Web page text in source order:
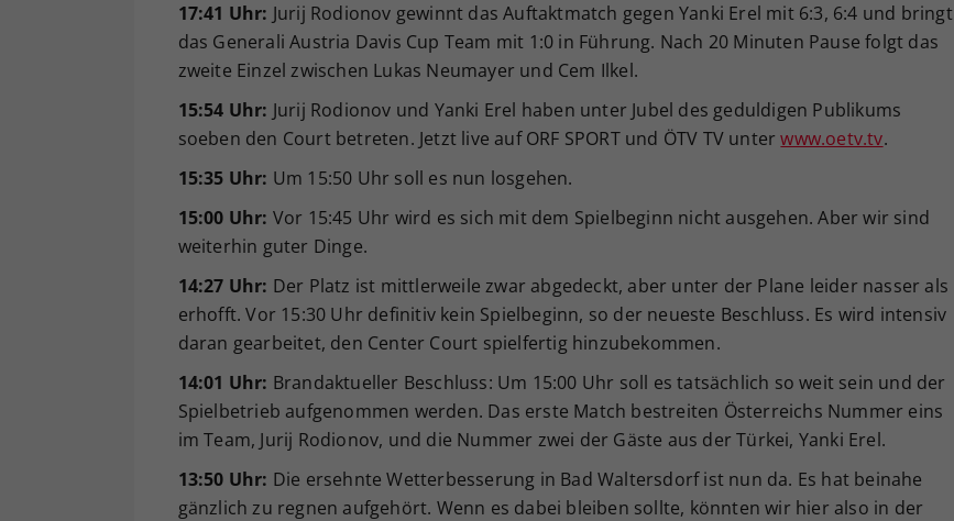
17:41 Uhr: Jurij Rodionov gewinnt das Auftaktmatch gegen Yanki Erel mit 6:3, 6:4 und bringt
das Generali Austria Davis Cup Team mit 1:0 in Führung. Nach 20 Minuten Pause folgt das
zweite Einzel zwischen Lukas Neumayer und Cem Ilkel.
15:54 Uhr: Jurij Rodionov und Yanki Erel haben unter Jubel des geduldigen Publikums
soeben den Court betreten. Jetzt live auf ORF SPORT und ÖTV TV unterwww.oetv.tv.
15:35 Uhr: Um 15:50 Uhr soll es nun losgehen.
15:00 Uhr: Vor 15:45 Uhr wird es sich mit dem Spielbeginn nicht ausgehen. Aber wir sind
weiterhin guter Dinge.
14:27 Uhr: Der Platz ist mittlerweile zwar abgedeckt, aber unter der Plane leider nasser als
erhofft. Vor 15:30 Uhr definitiv kein Spielbeginn, so der neueste Beschluss. Es wird intensiv
daran gearbeitet, den Center Court spielfertig hinzubekommen.
14:01 Uhr: Brandaktueller Beschluss: Um 15:00 Uhr soll es tatsächlich so weit sein und der
Spielbetrieb aufgenommen werden. Das erste Match bestreiten Österreichs Nummer eins
im Team, Jurij Rodionov, und die Nummer zwei der Gäste aus der Türkei, Yanki Erel.
13:50 Uhr: Die ersehnte Wetterbesserung in Bad Waltersdorf ist nun da. Es hat beinahe
gänzlich zu regnen aufgehört. Wenn es dabei bleiben sollte, könnten wir hier also in der